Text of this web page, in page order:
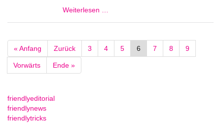
Weiterlesen …
« Anfang Zurück 3 4 5 6 7 8 9
Vorwärts Ende »
friendlyeditorial
friendlynews
friendlytricks